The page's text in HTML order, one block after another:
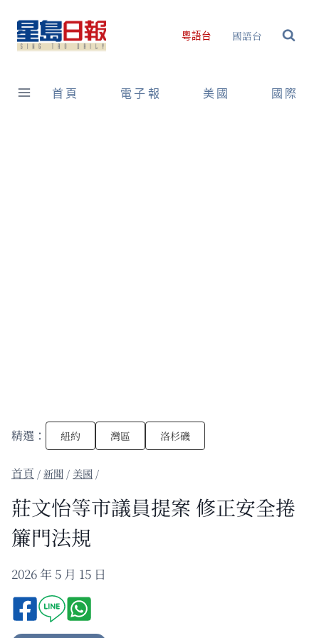
content
粵語台 國語台
首頁 電子報 美國 國際
精選： 紐約 灣區 洛杉磯
/新聞 / 美國 /
莊文怡等市議員提案 修正安全捲
簾門法規
2026 年 5 月 15 日